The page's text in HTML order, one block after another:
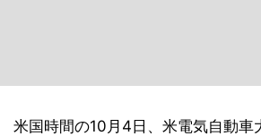
米国時間の10月4日、米電気自動車